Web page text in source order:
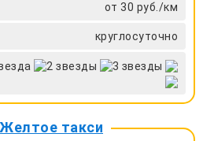
от 30 руб./км
круглосуточно
такси